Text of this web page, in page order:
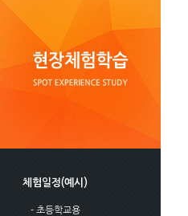
체험일정(예시)
- 초등학교용